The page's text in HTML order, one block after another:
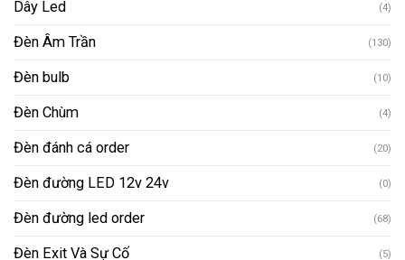
Dây Led (4)
Đèn Âm Trần (130)
Đèn bulb (10)
Đèn Chùm (4)
Đèn đánh cá order (20)
Đèn đường LED 12v 24v (0)
Đèn đường led order (68)
Đèn Exit Và Sự Cố (5)